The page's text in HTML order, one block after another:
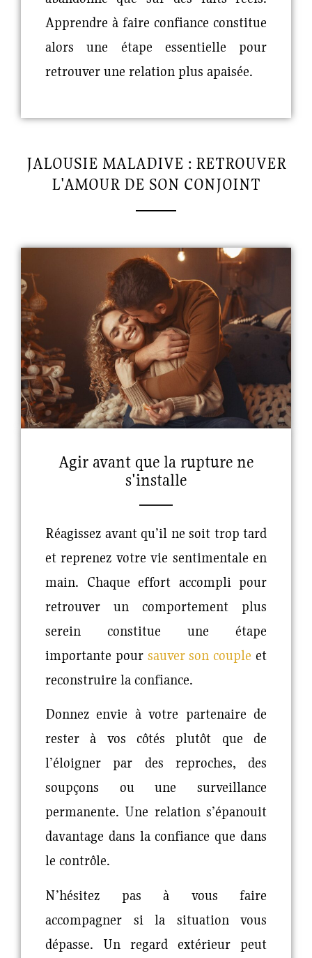
Apprendre à faire confiance constitue
alors une étape essentielle pour
retrouver une relation plus apaisée.
JALOUSIE MALADIVE : RETROUVER
L'AMOUR DE SON CONJOINT
Agir avant que la rupture ne
s'installe
Réagissez avant qu’il ne soit trop tard
et reprenez votre vie sentimentale en
main. Chaque effort accompli pour
retrouver un comportement plus
serein constitue une étape
importante pour sauver son couple et
reconstruire la confiance.
Donnez envie à votre partenaire de
rester à vos côtés plutôt que de
l’éloigner par des reproches, des
soupçons ou une surveillance
permanente. Une relation s’épanouit
davantage dans la confiance que dans
le contrôle.
N’hésitez pas à vous faire
accompagner si la situation vous
dépasse. Un regard extérieur peut